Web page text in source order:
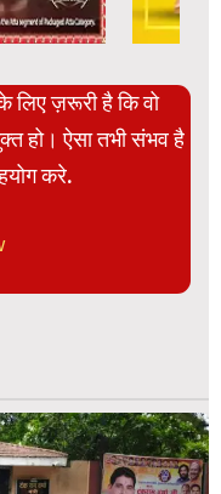
लिए ज़रूरी है कि वो
हो। ऐसा तभी संभव है
करे.